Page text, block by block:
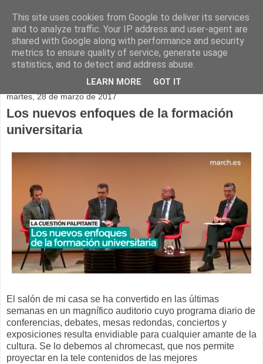
martes, 28 de marzo de 2017
Los nuevos enfoques de la formación
universitaria
El salón de mi casa se ha convertido en las últimas
semanas en un magnífico auditorio cuyo programa diario de
conferencias, debates, mesas redondas, conciertos y
exposiciones resulta envidiable para cualquier amante de la
cultura. Se lo debemos al chromecast, que nos permite
proyectar en la tele contenidos de las mejores
This site uses cookies from Google to deliver its services
and to analyze traffic. Your IP address and user-agent are
shared with Google along with performance and security
metrics to ensure quality of service, generate usage
statistics, and to detect and address abuse.
LEARN MORE GOT IT